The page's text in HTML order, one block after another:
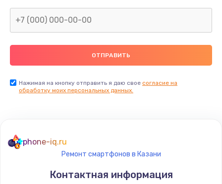
2000 руб.
Ремонт пищалок(твитеров)
900 руб.
Заказать
1795 руб.
Нажимая на кнопку отправить я даю свое согласие на
обработку моих персональных данных.
phone-iq.ru
Ремонт смартфонов в Казани
Контактная информация